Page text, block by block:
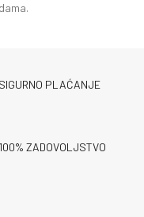
SIGURNO PLAĆANJE
100% ZADOVOLJSTVO